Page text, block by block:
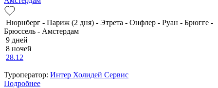
Нюрнберг - Париж (2 дня) - Этрета - Онфлер - Руан - Брюгге -
Брюссель - Амстердам
9 дней
8 ночей
28.12
Туроператор: Интер Холидей Сервис
Подробнее